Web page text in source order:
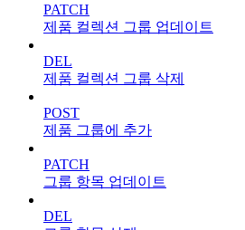
PATCH
제품 컬렉션 그룹 업데이트
DEL
제품 컬렉션 그룹 삭제
POST
제품 그룹에 추가
PATCH
그룹 항목 업데이트
DEL